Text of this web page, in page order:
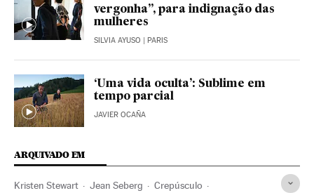
vergonha”, para indignação das
mulheres
SILVIA AYUSO | PARIS
‘Uma vida oculta’: Sublime em
tempo parcial
JAVIER OCAÑA
ARQUIVADO EM
Kristen Stewart Jean Seberg Crepúsculo